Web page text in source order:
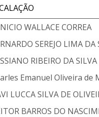
WALLACE CORREA
SEREJO LIMA DA
RIBEIRO DA
Emanuel Oliveira de
LUCCA SILVA DE
BARROS DO